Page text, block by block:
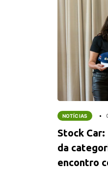
NOTÍCIAS
Stock
da
encontro